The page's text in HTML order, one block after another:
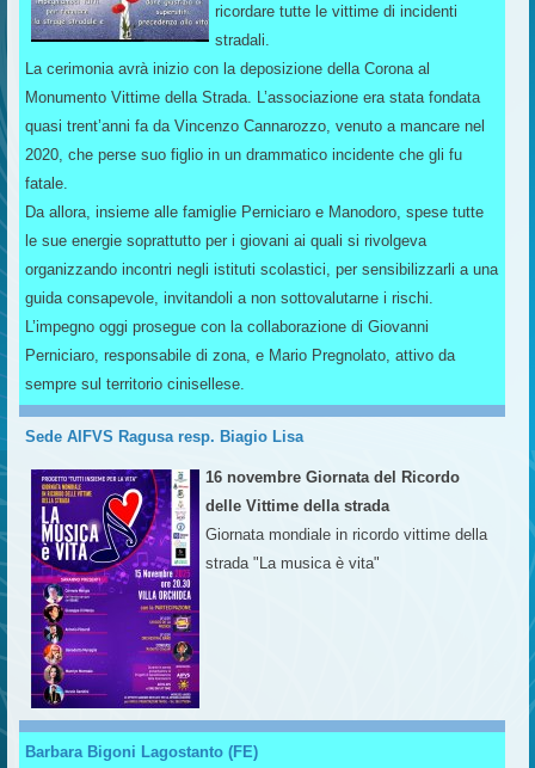
ricordare tutte le vittime di incidenti
stradali.
La cerimonia avrà inizio con la deposizione della Corona al
Monumento Vittime della Strada. L’associazione era stata fondata
quasi trent’anni fa da Vincenzo Cannarozzo, venuto a mancare nel
2020, che perse suo figlio in un drammatico incidente che gli fu
fatale.
Da allora, insieme alle famiglie Perniciaro e Manodoro, spese tutte
le sue energie soprattutto per i giovani ai quali si rivolgeva
organizzando incontri negli istituti scolastici, per sensibilizzarli a una
guida consapevole, invitandoli a non sottovalutarne i rischi.
L’impegno oggi prosegue con la collaborazione di Giovanni
Perniciaro, responsabile di zona, e Mario Pregnolato, attivo da
sempre sul territorio cinisellese.
Sede AIFVS Ragusa resp. Biagio Lisa
16 novembre Giornata del Ricordo
delle Vittime della strada
Giornata mondiale in ricordo vittime della
strada "La musica è vita"
Barbara Bigoni Lagostanto (FE)